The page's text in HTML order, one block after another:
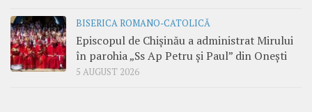
BISERICA ROMANO-CATOLICĂ
Episcopul de Chișinău a administrat Mirului
în parohia „Ss Ap Petru și Paul” din Onești
5 AUGUST 2026